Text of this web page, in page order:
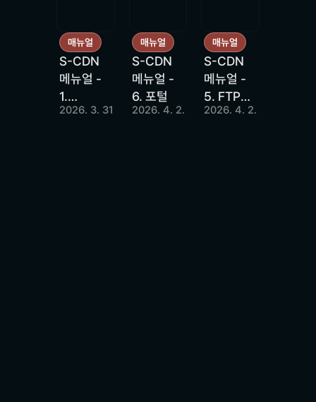
매뉴얼
S-CDN
메뉴얼 -
1.
Statistic
2026. 3. 31.
매뉴얼
S-CDN
메뉴얼 -
6. 포털
2026. 4. 2.
매뉴얼
S-CDN
메뉴얼 -
5. FTP
Upload
2026. 4. 2.